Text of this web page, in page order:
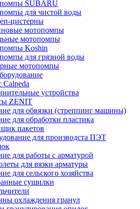
SUBARU
для чистой воды
цистерны
мотопомпы
мотопомпы
Koshin
для грязной воды
мотопомпы
Calpeda
устройства
ZENIT
для обвязки (стреппинг машины)
для обработки пластика
пакетов
для производста ПЭТ
для работы с арматурой
для вязки арматуры
для сельского хозяйства
сушилки
охлаждения гранул